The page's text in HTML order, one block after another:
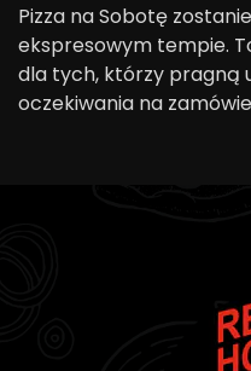
Pizza na Sobotę
ekspresowym tempie.
dla tych, którzy pragną
oczekiwania na